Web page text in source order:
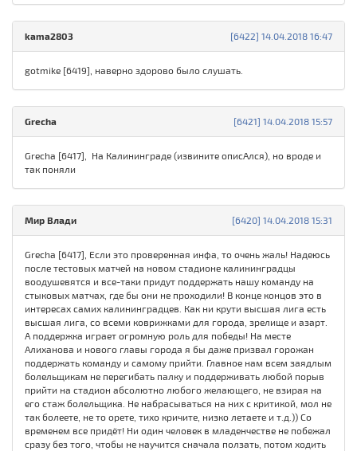
[6422] 14.04.2018 16:47
kama2803
gotmike [6419], наверно здорово было слушать.
[6421] 14.04.2018 15:57
Grecha
Grecha [6417], На Калининграде (извините описАлся), но вроде и
так поняли
[6420] 14.04.2018 15:31
Мир Влади
Grecha [6417], Если это проверенная инфа, то очень жаль! Надеюсь
после тестовых матчей на новом стадионе калининградцы
воодушевятся и все-таки придут поддержать нашу команду на
стыковых матчах, где бы они не проходили! В конце концов это в
интересах самих калининградцев. Как ни крути высшая лига есть
высшая лига, со всеми коврижками для города, зрелище и азарт.
А поддержка играет огромную роль для победы! На месте
Алиханова и нового главы города я бы даже призвал горожан
поддержать команду и самому прийти. Главное нам всем заядлым
болельщикам не перегибать палку и поддерживать любой порыв
прийти на стадион абсолютно любого желающего, не взирая на
его стаж болельщика. Не набрасываться на них с критикой, мол не
так болеете, не то орете, тихо кричите, низко летаете и т.д.)) Со
временем все придёт! Ни один человек в младенчестве не побежал
сразу без того, чтобы не научится сначала ползать, потом ходить